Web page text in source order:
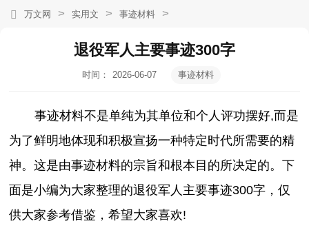
万文网 > 实用文 > 事迹材料 >
退役军人主要事迹300字
时间：
2026-06-07
事迹材料
事迹材料不是单纯为其单位和个人评功摆好,而是
为了鲜明地体现和积极宣扬一种特定时代所需要的精
神。这是由事迹材料的宗旨和根本目的所决定的。下
面是小编为大家整理的退役军人主要事迹300字，仅
供大家参考借鉴，希望大家喜欢!